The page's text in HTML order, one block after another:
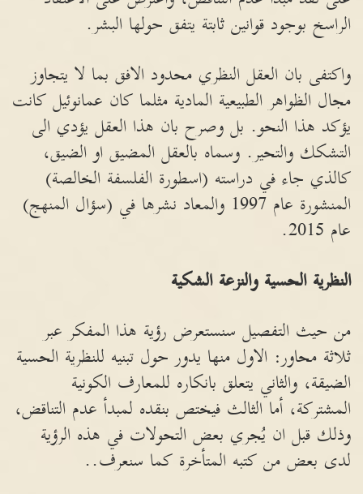
الراسخ بوجود قوانين ثابتة يتفق حولها البشر.
واكتفى بان العقل النظري محدود الافق بما لا يتجاوز
مجال الظواهر الطبيعية المادية مثلما كان عمانوئيل كانت
يؤكد هذا النحو. بل وصرح بان هذا العقل يؤدي الى
التشكك والتحير. وسماه بالعقل المضيق او الضيق،
كالذي جاء في دراسته (اسطورة الفلسفة الخالصة)
المنشورة عام 1997 والمعاد نشرها في (سؤال المنهج)
عام 2015.
النظرية الحسية والنزعة الشكية
من حيث التفصيل سنستعرض رؤية هذا المفكر عبر
ثلاثة محاور: الاول منها يدور حول تبنيه للنظرية الحسية
الضيقة، والثاني يتعلق بانكاره للمعارف الكونية
المشتركة، أما الثالث فيختص بنقده لمبدأ عدم التناقض،
وذلك قبل ان يُجري بعض التحولات في هذه الرؤية
لدى بعض من كتبه المتأخرة كما سنعرف..